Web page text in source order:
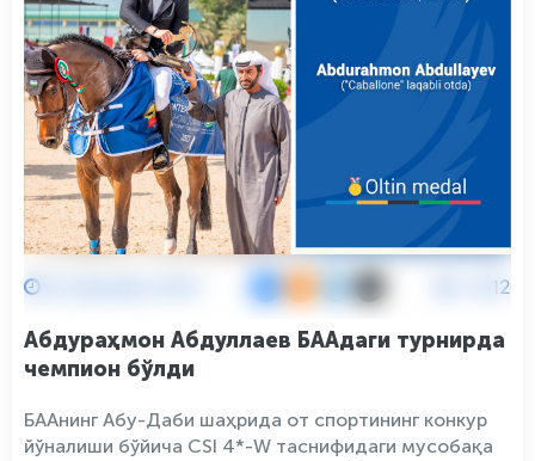
2512
Абдураҳмон Абдуллаев БААдаги турнирда
чемпион бўлди
БААнинг Абу-Даби шаҳрида от спортининг конкур
йўналиши бўйича CSI 4*-W таснифидаги мусобақа